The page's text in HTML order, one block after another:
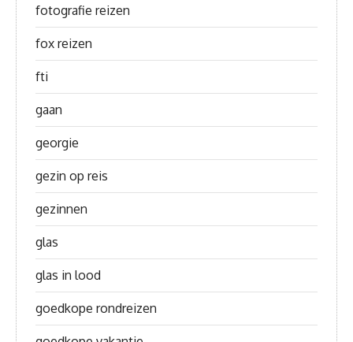
fotografie reizen
fox reizen
fti
gaan
georgie
gezin op reis
gezinnen
glas
glas in lood
goedkope rondreizen